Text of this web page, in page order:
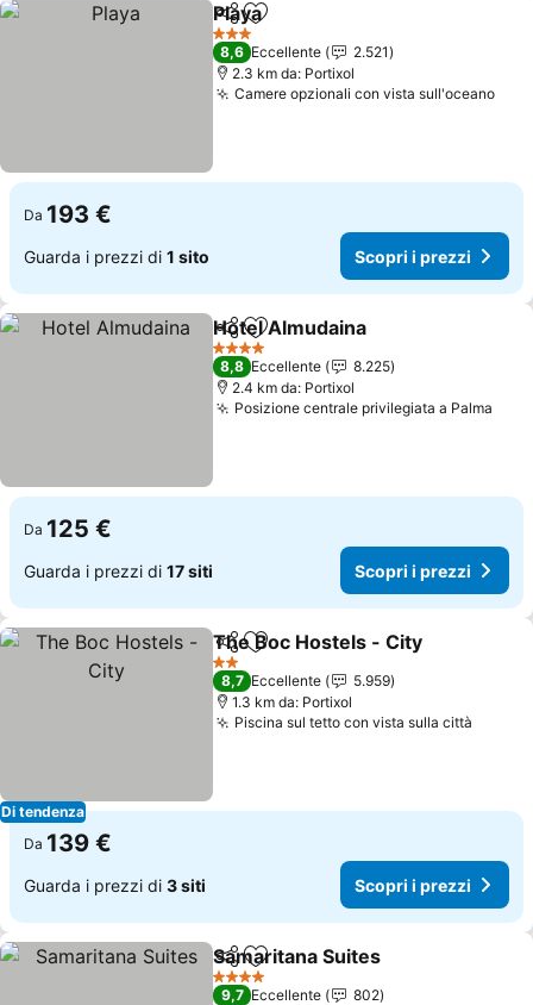
CondividiAggiungi ai preferiti
Playa
3 Stelle
8,6 Eccellente
2.521
2.3 km da: Portixol
Camere opzionali con vista sull'oceano
Da 193 €
Guarda i prezzi di 1 sito Scopri i prezzi
CondividiAggiungi ai preferiti
Hotel Almudaina
4 Stelle
8,8 Eccellente
8.225
2.4 km da: Portixol
Posizione centrale privilegiata a Palma
Da 125 €
Guarda i prezzi di 17 siti Scopri i prezzi
Di tendenza
CondividiAggiungi ai preferiti
The Boc Hostels - City
2 Stelle
8,7 Eccellente
5.959
1.3 km da: Portixol
Piscina sul tetto con vista sulla città
Da 139 €
Guarda i prezzi di 3 siti Scopri i prezzi
CondividiAggiungi ai preferiti
Samaritana Suites
4 Stelle
9,7 Eccellente
802